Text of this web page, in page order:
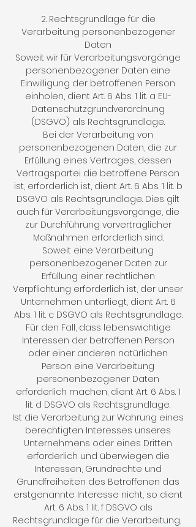
2. Rechtsgrundlage für die
Verarbeitung personenbezogener
Daten
Soweit wir für Verarbeitungsvorgänge
personenbezogener Daten eine
Einwilligung der betroffenen Person
einholen, dient Art. 6 Abs. 1 lit. a EU-
Datenschutzgrundverordnung
(DSGVO) als Rechtsgrundlage.
Bei der Verarbeitung von
personenbezogenen Daten, die zur
Erfüllung eines Vertrages, dessen
Vertragspartei die betroffene Person
ist, erforderlich ist, dient Art. 6 Abs. 1 lit. b
DSGVO als Rechtsgrundlage. Dies gilt
auch für Verarbeitungsvorgänge, die
zur Durchführung vorvertraglicher
Maßnahmen erforderlich sind.
Soweit eine Verarbeitung
personenbezogener Daten zur
Erfüllung einer rechtlichen
Verpflichtung erforderlich ist, der unser
Unternehmen unterliegt, dient Art. 6
Abs. 1 lit. c DSGVO als Rechtsgrundlage.
Für den Fall, dass lebenswichtige
Interessen der betroffenen Person
oder einer anderen natürlichen
Person eine Verarbeitung
personenbezogener Daten
erforderlich machen, dient Art. 6 Abs. 1
lit. d DSGVO als Rechtsgrundlage.
Ist die Verarbeitung zur Wahrung eines
berechtigten Interesses unseres
Unternehmens oder eines Dritten
erforderlich und überwiegen die
Interessen, Grundrechte und
Grundfreiheiten des Betroffenen das
erstgenannte Interesse nicht, so dient
Art. 6 Abs. 1 lit. f DSGVO als
Rechtsgrundlage für die Verarbeitung.